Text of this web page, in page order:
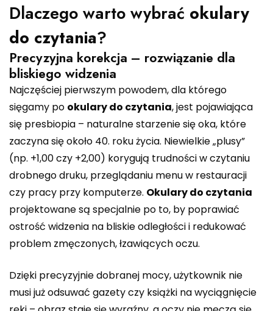
Dlaczego warto wybrać okulary
do czytania?
Precyzyjna korekcja – rozwiązanie dla
bliskiego widzenia
Najczęściej pierwszym powodem, dla którego
sięgamy po okulary do czytania, jest pojawiająca
się presbiopia – naturalne starzenie się oka, które
zaczyna się około 40. roku życia. Niewielkie „plusy”
(np. +1,00 czy +2,00) korygują trudności w czytaniu
drobnego druku, przeglądaniu menu w restauracji
czy pracy przy komputerze. Okulary do czytania
projektowane są specjalnie po to, by poprawiać
ostrość widzenia na bliskie odległości i redukować
problem zmęczonych, łzawiących oczu.
Dzięki precyzyjnie dobranej mocy, użytkownik nie
musi już odsuwać gazety czy książki na wyciągnięcie